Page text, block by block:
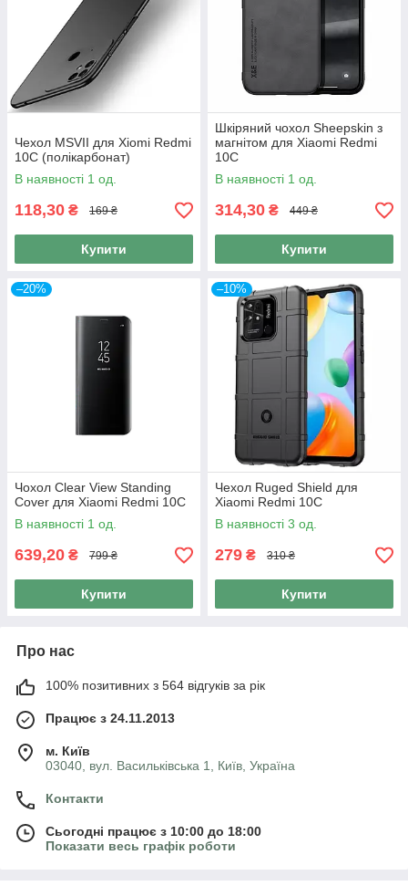
Чехол MSVII для Xiomi Redmi
10C (полікарбонат)
В наявності 1 од.
118,30 ₴ 169 ₴
Купити
Шкіряний чохол Sheepskin з
магнітом для Xiaomi Redmi
10C
В наявності 1 од.
314,30 ₴ 449 ₴
Купити
–20%
Чохол Clear View Standing
Cover для Xiaomi Redmi 10C
В наявності 1 од.
639,20 ₴ 799 ₴
Купити
–10%
Чехол Ruged Shield для
Xiaomi Redmi 10C
В наявності 3 од.
279 ₴ 310 ₴
Купити
Про нас
100% позитивних з 564 відгуків за рік
Працює з 24.11.2013
м. Київ
03040, вул. Васильківська 1, Київ, Україна
Контакти
Сьогодні працює з 10:00 до 18:00
Показати весь графік роботи